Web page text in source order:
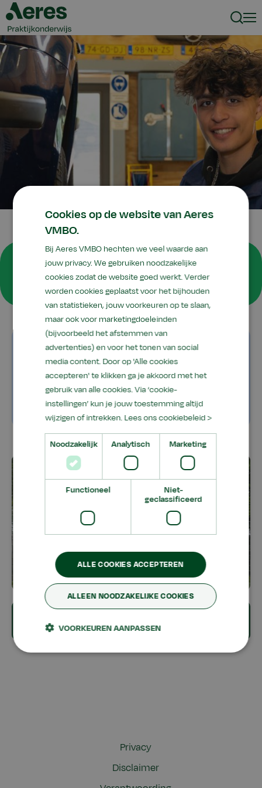
Mijn Aeres Emmeloord
Praktijkonderwijs
Schoolgids 2025 - 2026
Schoollinks
Leerlingportaal Presentis
Vakanties en vrije dagen
Ziek of afwezig?
Privacy
Disclaimer
Cookies op de website van Aeres
VMBO.
Bij Aeres VMBO hechten we veel waarde aan
jouw privacy. We gebruiken noodzakelijke
cookies zodat de website goed werkt. Verder
worden cookies geplaatst voor het bijhouden
van statistieken, jouw voorkeuren op te slaan,
maar ook voor marketingdoeleinden
(bijvoorbeeld het afstemmen van
advertenties) en voor het tonen van social
media content. Door op 'Alle cookies
accepteren' te klikken ga je akkoord met het
gebruik van alle cookies. Via ‘cookie-
instellingen’ kun je jouw toestemming altijd
wijzigen of intrekken. Lees ons cookiebeleid >
Noodzakelijk Analytisch Marketing
Functioneel
Niet-
geclassificeerd
ALLE COOKIES ACCEPTEREN
ALLEEN NOODZAKELIJKE COOKIES
VOORKEUREN AANPASSEN